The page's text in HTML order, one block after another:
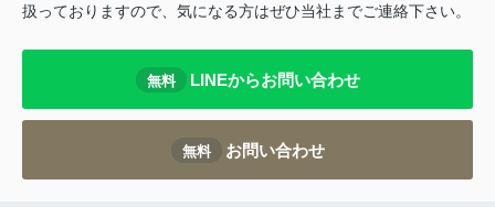
扱っておりますので、気になる方はぜひ当社までご連絡下さい。
無料 LINEからお問い合わせ
無料 お問い合わせ